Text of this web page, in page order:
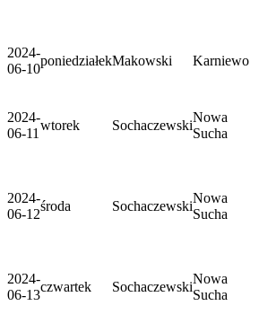
2024-
06-10
poniedziałekMakowski Karniewo
2024-
06-11
wtorek Sochaczewski
Nowa
Sucha
2024-
06-12
środa Sochaczewski
Nowa
Sucha
2024-
06-13
czwartek Sochaczewski
Nowa
Sucha